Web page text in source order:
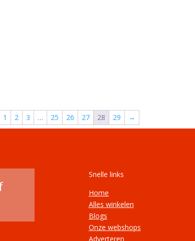
1 2 3 … 25 26 27 28 29 →
Snelle links
Home
Alles winkelen
Blogs
Onze webshops
Adverteren